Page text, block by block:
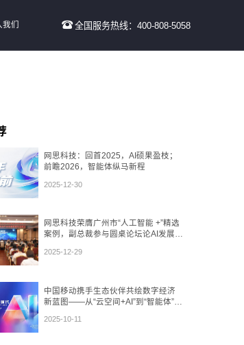
们 全国服务热线：400-808-5058
网思科技：回首2025，AI硕果盈枝；
前瞻2026，智能体纵马新程
2025-12-30
网思科技荣膺广州市“人工智能 +”精选
案例，副总裁参与圆桌论坛论AI发展态
2025-12-29
中国移动携手生态伙伴共绘数字经济
新蓝图——从“云空间+AI”到“智能体”，
2025-10-11